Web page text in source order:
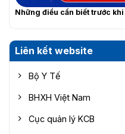
Những điều cần biết trước
Liên kết website
Bộ Y Tế
BHXH Việt Nam
Cục quản lý KCB